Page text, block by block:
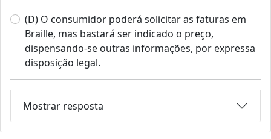
(D) O consumidor poderá solicitar as faturas em
Braille, mas bastará ser indicado o preço,
dispensando-se outras informações, por expressa
disposição legal.
Mostrar resposta